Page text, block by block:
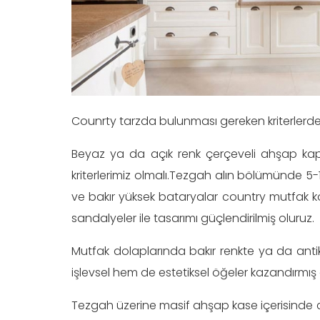
Counrty tarzda bulunması gereken
Beyaz ya da açık renk çerçeveli ahşap
kriterlerimiz olmalı.Tezgah alın bölümünde
ve bakır yüksek bataryalar country mutfak
sandalyeler ile tasarımı güçlendirilmiş oluruz.
Mutfak dolaplarında bakır renkte ya da
işlevsel hem de estetiksel öğeler kazandırmış
Tezgah üzerine masif ahşap kase içerisinde